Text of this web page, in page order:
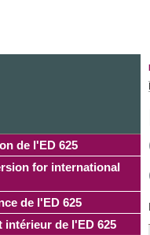
de l'ED 625
for international
de l'ED 625
intérieur de l'ED 625